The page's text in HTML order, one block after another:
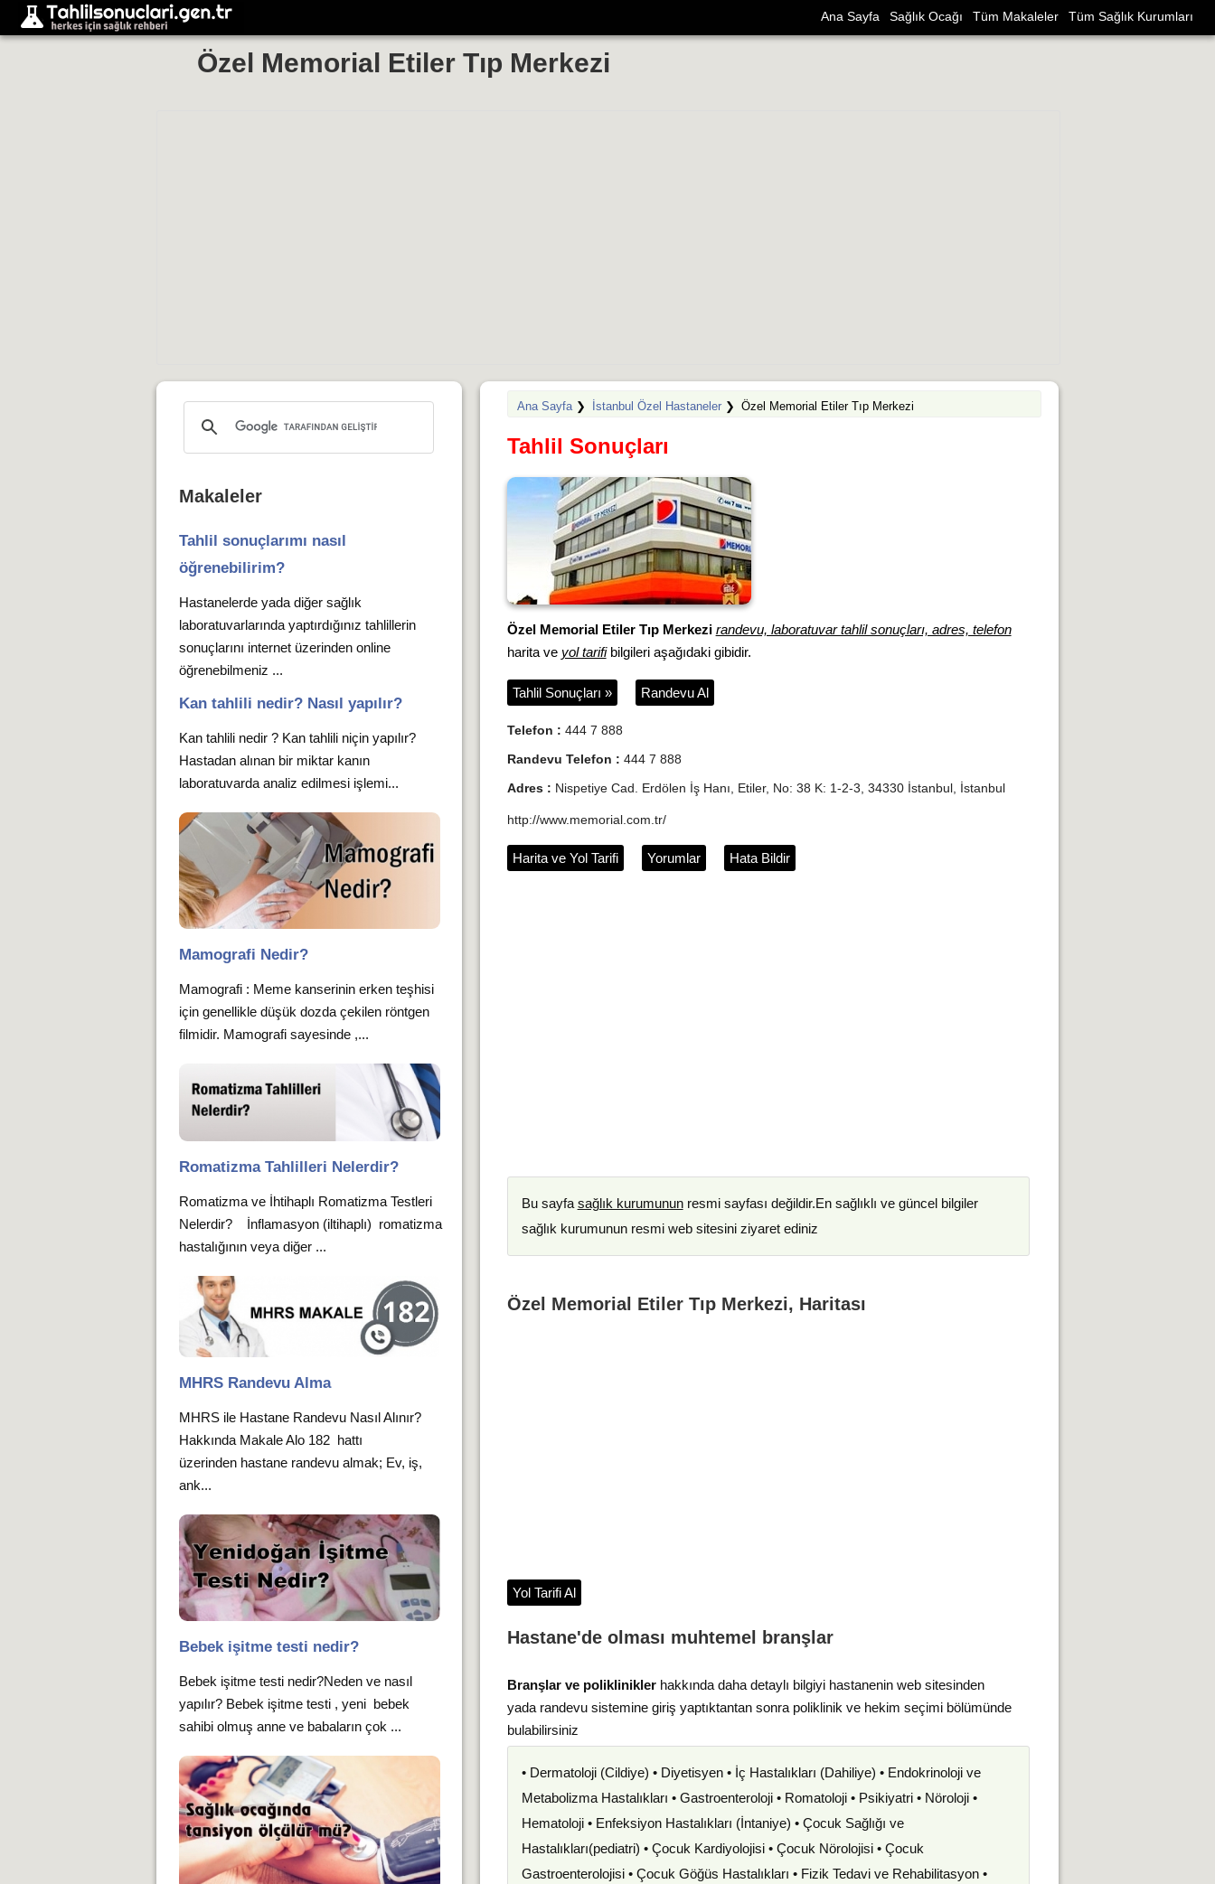
Ana Sayfa Sağlık Ocağı Tüm Makaleler Tüm Sağlık Kurumları
Özel Memorial Etiler Tıp Merkezi
Ana Sayfa❯ İstanbul Özel Hastaneler❯ Özel Memorial Etiler Tıp Merkezi
Tahlil Sonuçları
Özel Memorial Etiler Tıp Merkezi randevu, laboratuvar tahlil sonuçları, adres, telefon
harita ve yol tarifibilgileri aşağıdaki gibidir.
Tahlil Sonuçları » Randevu Al
Telefon : 444 7 888
Randevu Telefon : 444 7 888
Adres : Nispetiye Cad. Erdölen İş Hanı, Etiler, No: 38 K: 1-2-3, 34330 İstanbul, İstanbul
http://www.memorial.com.tr/
Harita ve Yol Tarifi Yorumlar Hata Bildir
Bu sayfa sağlık kurumununresmi sayfası değildir.En sağlıklı ve güncel bilgiler
sağlık kurumunun resmi web sitesini ziyaret ediniz
Özel Memorial Etiler Tıp Merkezi, Haritası
Yol Tarifi Al
Hastane'de olması muhtemel branşlar
Branşlar ve polikliniklerhakkında daha detaylı bilgiyi hastanenin web sitesinden
yada randevu sistemine giriş yaptıktantan sonra poliklinik ve hekim seçimi bölümünde
bulabilirsiniz
• Dermatoloji (Cildiye) • Diyetisyen • İç Hastalıkları (Dahiliye) • Endokrinoloji ve
Metabolizma Hastalıkları • Gastroenteroloji • Romatoloji • Psikiyatri • Nöroloji •
Hematoloji • Enfeksiyon Hastalıkları (İntaniye) • Çocuk Sağlığı ve
Hastalıkları(pediatri) • Çocuk Kardiyolojisi • Çocuk Nörolojisi • Çocuk
Gastroenterolojisi • Çocuk Göğüs Hastalıkları • Fizik Tedavi ve Rehabilitasyon •
Makaleler
Tahlil sonuçlarımı nasıl
öğrenebilirim?
Hastanelerde yada diğer sağlık
laboratuvarlarında yaptırdığınız tahlillerin
sonuçlarını internet üzerinden online
öğrenebilmeniz ...
Kan tahlili nedir? Nasıl yapılır?
Kan tahlili nedir ? Kan tahlili niçin yapılır?
Hastadan alınan bir miktar kanın
laboratuvarda analiz edilmesi işlemi...
Mamografi Nedir?
Mamografi : Meme kanserinin erken teşhisi
için genellikle düşük dozda çekilen röntgen
filmidir. Mamografi sayesinde ,...
Romatizma Tahlilleri Nelerdir?
Romatizma ve İhtihaplı Romatizma Testleri
Nelerdir? İnflamasyon (iltihaplı) romatizma
hastalığının veya diğer ...
MHRS Randevu Alma
MHRS ile Hastane Randevu Nasıl Alınır?
Hakkında Makale Alo 182 hattı
üzerinden hastane randevu almak; Ev, iş,
ank...
Bebek işitme testi nedir?
Bebek işitme testi nedir?Neden ve nasıl
yapılır? Bebek işitme testi , yeni bebek
sahibi olmuş anne ve babaların çok ...